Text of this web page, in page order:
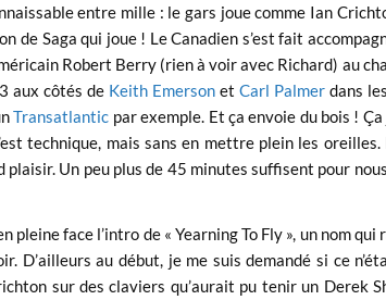
entre mille : le gars joue comme Ian
de Saga qui joue ! Le Canadien s’est fait
Robert Berry (rien à voir avec Richard) au
aux côtés de Keith Emersonet Carl Palmer dans
Transatlantic par exemple. Et ça envoie du bois !
technique, mais sans en mettre plein les
plaisir. Un peu plus de 45 minutes suffisent pour
pleine face l’intro de « Yearning To Fly », un nom qui
D’ailleurs au début, je me suis demandé si ce
sur des claviers qu’aurait pu tenir un Derek